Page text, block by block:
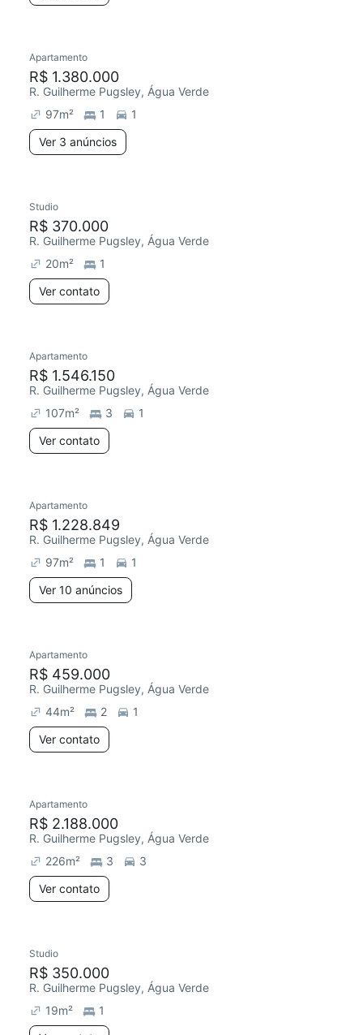
Redecorar
Apartamento
R$ 1.380.000
R. Guilherme Pugsley, Água Verde
97m² 1
1
Ver 3 anúncios
Chegou este mês
Studio
R$ 370.000
R. Guilherme Pugsley, Água Verde
20m²
1
Ver contato
Redecorar
Apartamento
R$ 1.546.150
R. Guilherme Pugsley, Água Verde
107m² 3
1
Ver contato
Apartamento
R$ 1.228.849
R. Guilherme Pugsley, Água Verde
97m² 1
1
Ver 10 anúncios
Apartamento
R$ 459.000
R. Guilherme Pugsley, Água Verde
44m² 2
1
Ver contato
Apartamento
R$ 2.188.000
R. Guilherme Pugsley, Água Verde
226m² 3
3
Ver contato
Studio
R$ 350.000
R. Guilherme Pugsley, Água Verde
19m²
1